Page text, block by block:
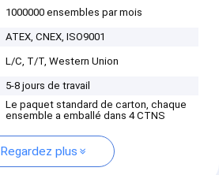
1000000 ensembles par mois
ATEX, CNEX, ISO9001
L/C, T/T, Western Union
5-8 jours de travail
Le paquet standard de carton, chaque
ensemble a emballé dans 4 CTNS
Regardez plus